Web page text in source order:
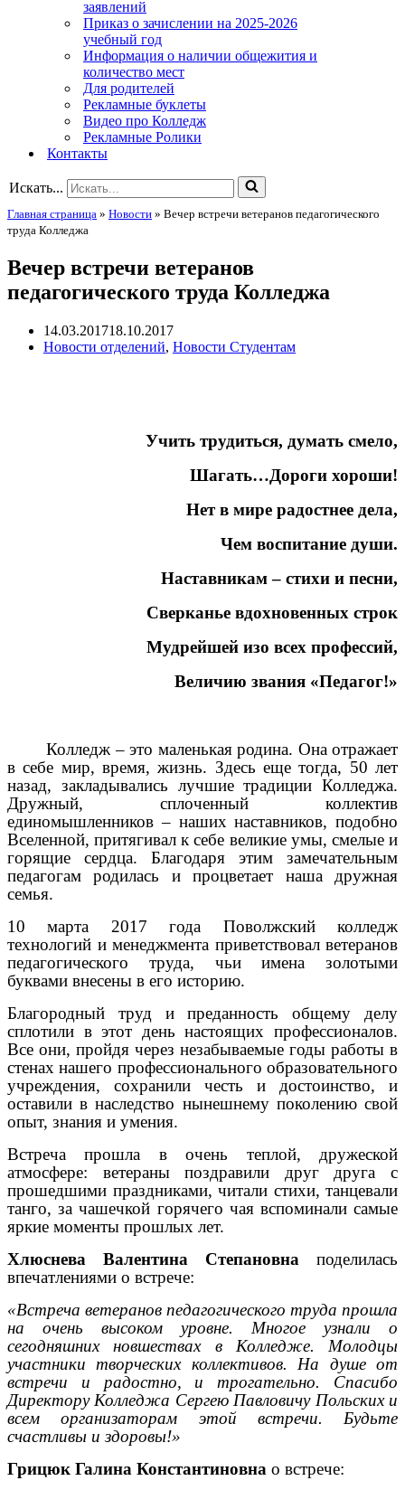
заявлений
Приказ о зачислении на 2025-2026
учебный год
Информация о наличии общежития и
количество мест
Для родителей
Рекламные буклеты
Видео про Колледж
Рекламные Ролики
Контакты
Искать...
Главная страница » Новости » Вечер встречи ветеранов педагогического
труда Колледжа
Вечер встречи ветеранов
педагогического труда Колледжа
14.03.201718.10.2017
Новости отделений, Новости Студентам
Учить трудиться, думать смело,
Шагать…Дороги хороши!
Нет в мире радостнее дела,
Чем воспитание души.
Наставникам – стихи и песни,
Сверканье вдохновенных строк
Мудрейшей изо всех профессий,
Величию звания «Педагог!»
Колледж – это маленькая родина. Она отражает
в себе мир, время, жизнь. Здесь еще тогда, 50 лет
назад, закладывались лучшие традиции Колледжа.
Дружный, сплоченный коллектив
единомышленников – наших наставников, подобно
Вселенной, притягивал к себе великие умы, смелые и
горящие сердца. Благодаря этим замечательным
педагогам родилась и процветает наша дружная
семья.
10 марта 2017 года Поволжский колледж
технологий и менеджмента приветствовал ветеранов
педагогического труда, чьи имена золотыми
буквами внесены в его историю.
Благородный труд и преданность общему делу
сплотили в этот день настоящих профессионалов.
Все они, пройдя через незабываемые годы работы в
стенах нашего профессионального образовательного
учреждения, сохранили честь и достоинство, и
оставили в наследство нынешнему поколению свой
опыт, знания и умения.
Встреча прошла в очень теплой, дружеской
атмосфере: ветераны поздравили друг друга с
прошедшими праздниками, читали стихи, танцевали
танго, за чашечкой горячего чая вспоминали самые
яркие моменты прошлых лет.
Хлюснева Валентина Степановна поделилась
впечатлениями о встрече:
«Встреча ветеранов педагогического труда прошла
на очень высоком уровне. Многое узнали о
сегодняшних новшествах в Колледже. Молодцы
участники творческих коллективов. На душе от
встречи и радостно, и трогательно. Спасибо
Директору Колледжа Сергею Павловичу Польских и
всем организаторам этой встречи. Будьте
счастливы и здоровы!»
Грицюк Галина Константиновна о встрече: